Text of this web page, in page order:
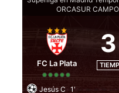
ORCASUR
FC La Plata
3
Jesús C 1'